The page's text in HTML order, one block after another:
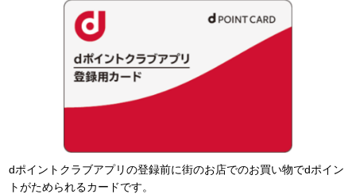
dポイントクラブアプリの登録前に街のお店でのお買い物でdポイン
トがためられるカードです。